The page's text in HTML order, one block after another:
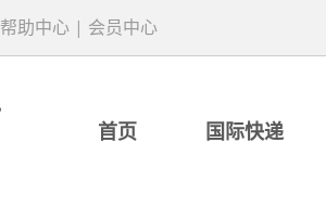
帮助中心 | 会员中心
首页 国际快递